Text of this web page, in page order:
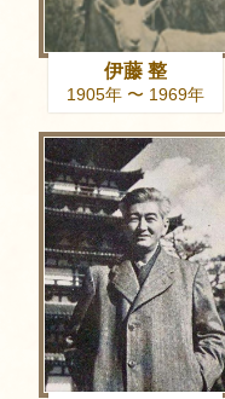
伊藤 整
1905年 〜 1969年